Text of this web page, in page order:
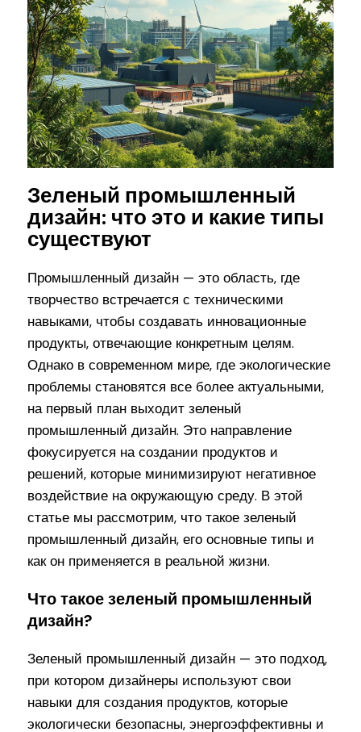
Зеленый промышленный
дизайн: что это и какие типы
существуют
Промышленный дизайн — это область, где
творчество встречается с техническими
навыками, чтобы создавать инновационные
продукты, отвечающие конкретным целям.
Однако в современном мире, где экологические
проблемы становятся все более актуальными,
на первый план выходит зеленый
промышленный дизайн. Это направление
фокусируется на создании продуктов и
решений, которые минимизируют негативное
воздействие на окружающую среду. В этой
статье мы рассмотрим, что такое зеленый
промышленный дизайн, его основные типы и
как он применяется в реальной жизни.
Что такое зеленый промышленный
дизайн?
Зеленый промышленный дизайн — это подход,
при котором дизайнеры используют свои
навыки для создания продуктов, которые
экологически безопасны, энергоэффективны и